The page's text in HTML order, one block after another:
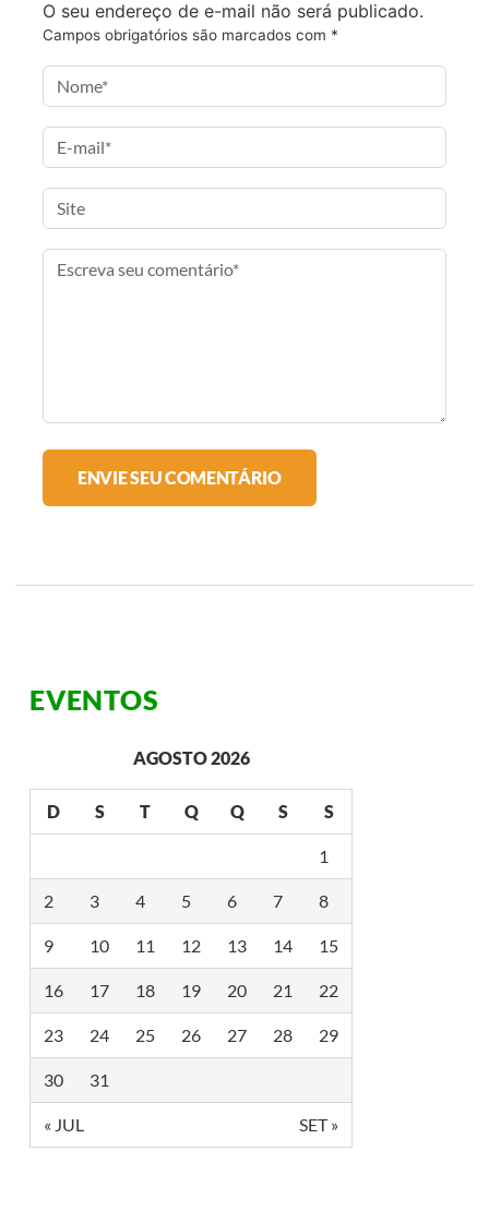
O seu endereço de e-mail não será publicado.
Campos obrigatórios são marcados com *
EVENTOS
AGOSTO 2026
D S T Q Q S S
1
2 3 4 5 6 7 8
9 10 11 12 13 14 15
16 17 18 19 20 21 22
23 24 25 26 27 28 29
30 31
« JUL SET »